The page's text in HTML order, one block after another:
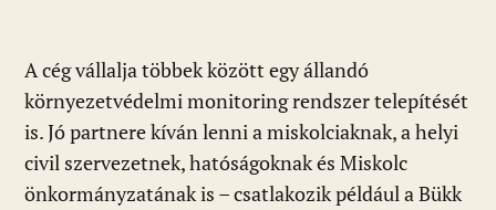
A cég vállalja többek között egy állandó
környezetvédelmi monitoring rendszer telepítését
is. Jó partnere kíván lenni a miskolciaknak, a helyi
civil szervezetnek, hatóságoknak és Miskolc
önkormányzatának is – csatlakozik például a Bükk